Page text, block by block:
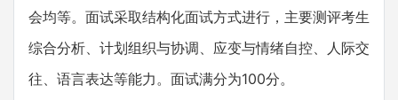
会均等。面试采取结构化面试方式进行，主要测评考生
综合分析、计划组织与协调、应变与情绪自控、人际交
往、语言表达等能力。面试满分为100分。